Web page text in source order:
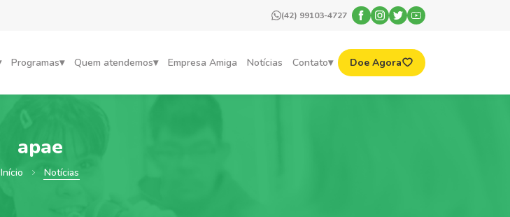
(42) 99103-4727
Programas Quem atendemos Empresa Amiga Notícias Contato Doe Agora
apae
Início Notícias